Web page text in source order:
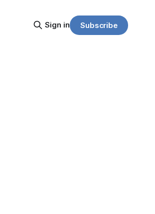
Sign in Subscribe